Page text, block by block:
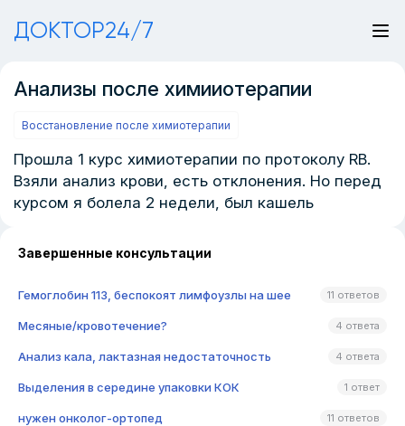
ДОКТОР24/7
Анализы после химииотерапии
Восстановление после химиотерапии
Прошла 1 курс химиотерапии по протоколу RB.
Взяли анализ крови, есть отклонения. Но перед
курсом я болела 2 недели, был кашель
Завершенные консультации
Гемоглобин 113, беспокоят лимфоузлы на шее 11 ответов
Месяные/кровотечение? 4 ответа
Анализ кала, лактазная недостаточность 4 ответа
Выделения в середине упаковки КОК 1 ответ
нужен онколог-ортопед 11 ответов